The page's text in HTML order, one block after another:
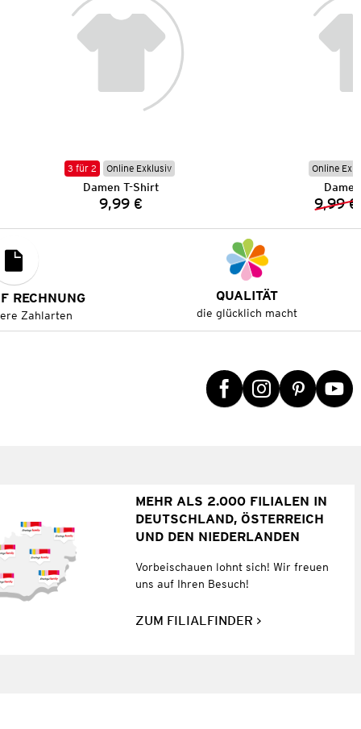
3 für 2 Online Exklusiv
Damen T-Shirt
Preis:
9,99 €
Online
9,99 €
RECHNUNG
Zahlarten
QUALITÄT
die glücklich macht
MEHR ALS 2.000 FILIALEN IN
DEUTSCHLAND, ÖSTERREICH
UND DEN NIEDERLANDEN
Vorbeischauen lohnt sich! Wir freuen
uns auf Ihren Besuch!
ZUM FILIALFINDER